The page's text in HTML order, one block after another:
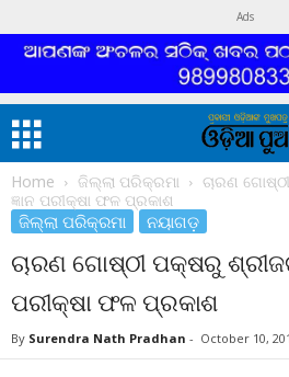
Ads
Home ଜିଲ୍ଲା ପରିକ୍ରମା
ଚାରଣ
ଜ୍ଞାନ ପରୀକ୍ଷା ଫଳ ପ୍ରକାଶ
ଜିଲ୍ଲା ପରିକ୍ରମା ନୟାଗଡ଼
ଚାରଣ ଗୋଷ୍ଠୀ ପକ୍ଷରୁ
ପରୀକ୍ଷା ଫଳ ପ୍ରକାଶ
By Surendra Nath Pradhan - October 10,